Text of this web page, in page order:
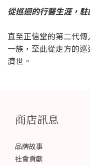
從巡迴的行醫生涯，
直至正信堂的第二代
一族，至此從走方的
濟世。
商店訊息
品牌故事
社會貢獻